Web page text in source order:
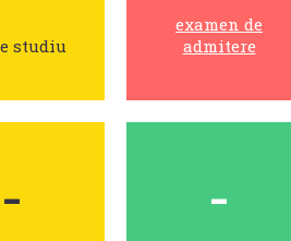
studiu
examen de
admitere
- -